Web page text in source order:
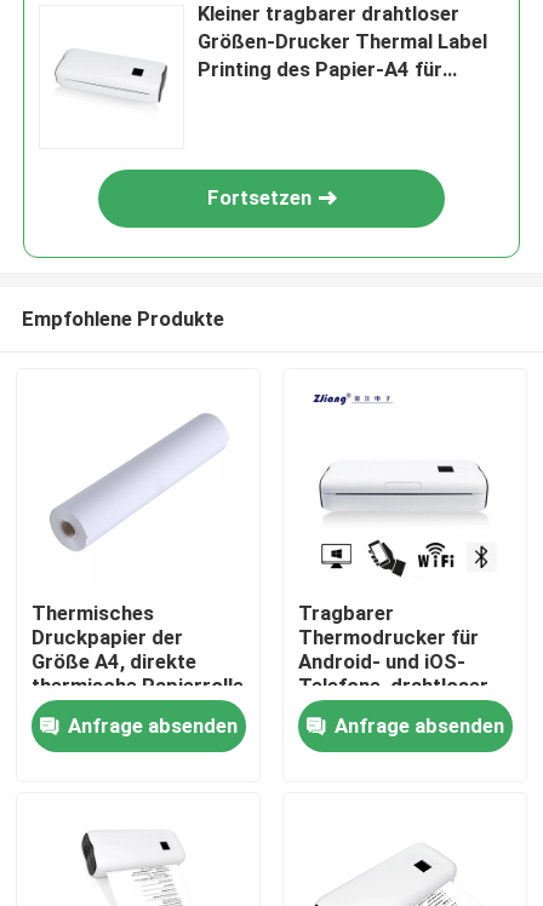
Nach Hause
Kleiner tragbarer drahtloser
Größen-Drucker Thermal Label
Printing des Papier-A4 für
Fortsetzen
Empfohlene Produkte
Thermisches
Druckpapier der
Größe A4, direkte
thermische Papierrolle
für A4-Drucker
Anfrage absenden
Tragbarer
Thermodrucker für
Android- und iOS-
Telefone, drahtloser
mobiler A4-
Reisedrucker
Anfrage absenden